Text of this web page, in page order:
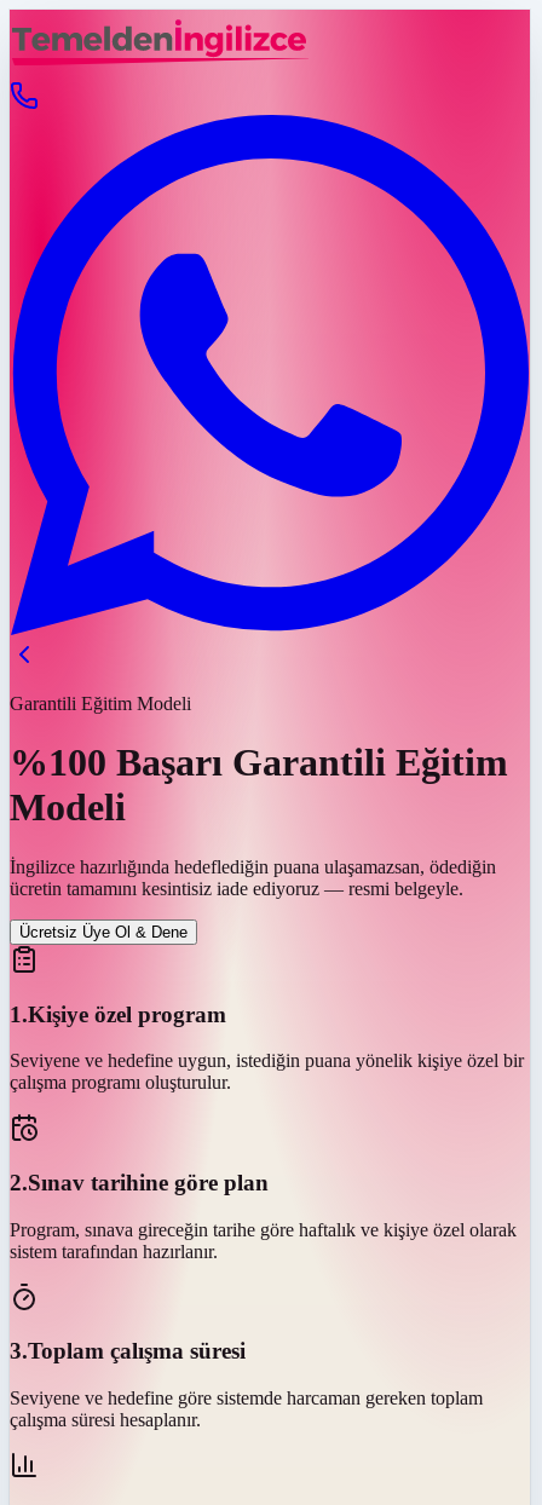
Garantili Eğitim Modeli
%100 Başarı Garantili Eğitim
Modeli
İngilizce hazırlığında hedeflediğin puana ulaşamazsan, ödediğin
ücretin tamamını kesintisiz iade ediyoruz — resmi belgeyle.
Ücretsiz Üye Ol & Dene
1.Kişiye özel program
Seviyene ve hedefine uygun, istediğin puana yönelik kişiye özel bir
çalışma programı oluşturulur.
2.Sınav tarihine göre plan
Program, sınava gireceğin tarihe göre haftalık ve kişiye özel olarak
sistem tarafından hazırlanır.
3.Toplam çalışma süresi
Seviyene ve hedefine göre sistemde harcaman gereken toplam
çalışma süresi hesaplanır.